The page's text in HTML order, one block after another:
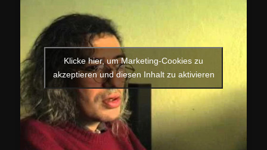
Klicke hier, um Marketing-Cookies zu
akzeptieren und diesen Inhalt zu aktivieren